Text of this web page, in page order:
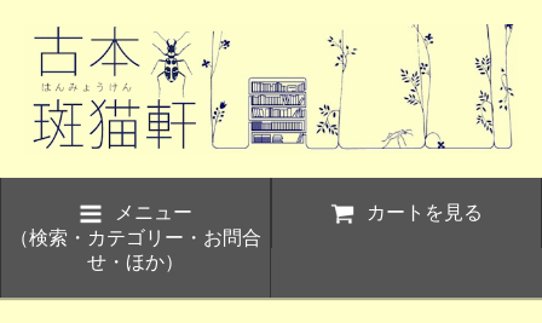
メニュー
（検索・カテゴリー・お問合
せ・ほか）
カートを見る